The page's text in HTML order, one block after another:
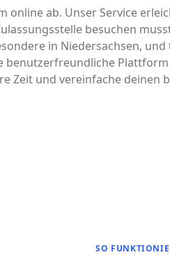
online ab. Unser Service
besuchen
in Niedersachsen,
benutzerfreundliche
Zeit und vereinfache deinen
SO